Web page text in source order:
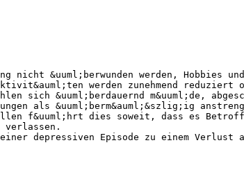
nicht &uuml;berwunden werden, Hobbies
werden zunehmend
sich &uuml;berdauernd m&uuml;de,
als &uuml;berm&auml;&szlig;ig
f&uuml;hrt dies soweit, dass es
verlassen.
einer depressiven Episode zu einem Verlust